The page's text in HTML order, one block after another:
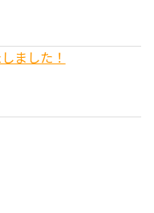
ました！